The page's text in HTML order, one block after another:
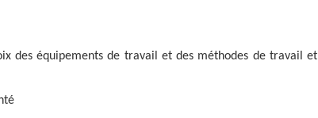
des équipements de travail et des méthodes de travail et